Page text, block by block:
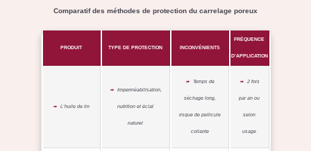
Comparatif des méthodes de protection du carrelage poreux
PRODUIT TYPE DE PROTECTION INCONVÉNIENTS
FRÉQUENCE
D’APPLICATION
L’huile de lin
Imperméabilisation,
nutrition et éclat
naturel
Temps de
séchage long,
risque de pellicule
collante
2 fois
par an ou
selon
usage